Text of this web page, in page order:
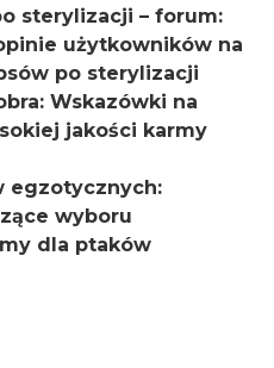
sterylizacji – forum:
użytkowników na
po sterylizacji
Wskazówki na
jakości karmy
egzotycznych:
wyboru
dla ptaków